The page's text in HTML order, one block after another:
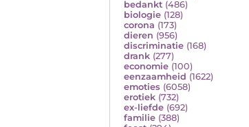
bedankt (486)
biologie (128)
corona (173)
dieren (956)
discriminatie (168)
drank (277)
economie (100)
eenzaamheid (1622)
emoties (6058)
erotiek (732)
ex-liefde (692)
familie (388)